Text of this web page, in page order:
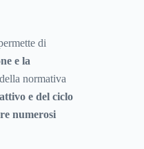
di
e la
normativa
e del ciclo
numerosi